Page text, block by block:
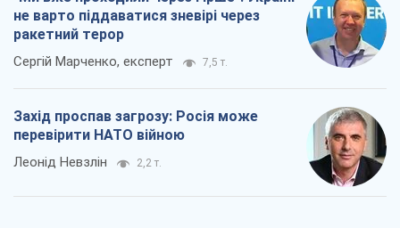
не варто піддаватися зневірі через
ракетний терор
Сергій Марченко, експерт 7,5 т.
Захід проспав загрозу: Росія може
перевірити НАТО війною
Леонід Невзлін 2,2 т.